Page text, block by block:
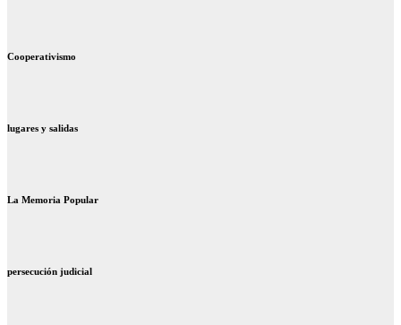
Cooperativismo
lugares y salidas
La Memoria Popular
persecución judicial